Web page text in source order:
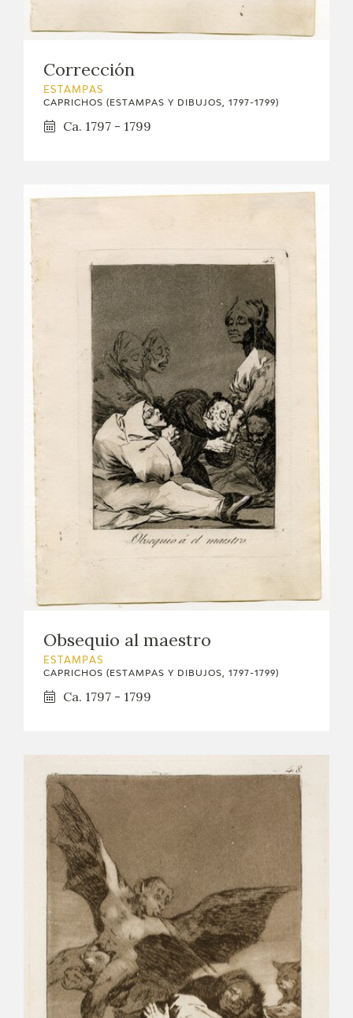
Corrección
ESTAMPAS
CAPRICHOS (ESTAMPAS Y DIBUJOS, 1797-1799)
Ca. 1797 - 1799
Obsequio al maestro
ESTAMPAS
CAPRICHOS (ESTAMPAS Y DIBUJOS, 1797-1799)
Ca. 1797 - 1799